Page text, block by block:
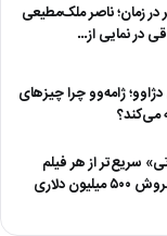
زمان؛ ناصر ملک‌مطیعی
در نمایی از…
ژامه‌وو چرا چیزهای
می‌کند؟
سریع‌تر از هر فیلم
دیگری به فروش ۵۰۰ میلیون دلاری